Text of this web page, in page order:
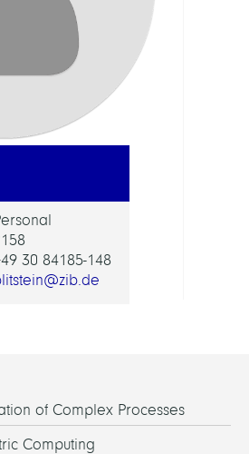
30 84185-148
of Complex Processes
Computing